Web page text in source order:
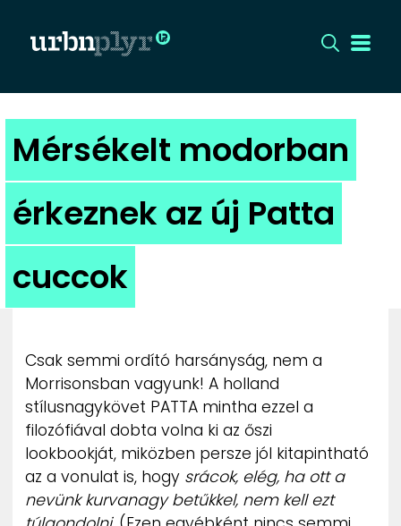
CÍMLAP
DIZÁJN
DIVAT
UTCA
ZENE
MÉDIAAJÁNLAT
IMPRESSZUM
PR-ARCHÍVUM
ADATKEZELÉSI TÁJÉKOZTATÓ
Mérsékelt modorban
érkeznek az új Patta
cuccok
Csak semmi ordító harsányság, nem a
Morrisonsban vagyunk! A holland
stílusnagykövet PATTA mintha ezzel a
filozófiával dobta volna ki az őszi
lookbookját, miközben persze jól kitapintható
az a vonulat is, hogy srácok, elég, ha ott a
nevünk kurvanagy betűkkel, nem kell ezt